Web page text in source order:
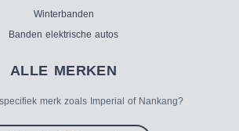
Winterbanden
Banden elektrische autos
ALLE MERKEN
merk zoals Imperial of Nankang?